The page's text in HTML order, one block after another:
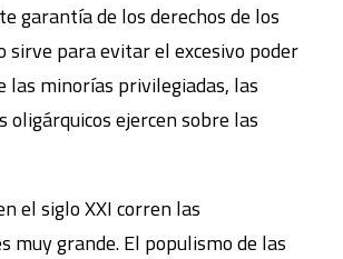
garantía de los derechos de los
sirve para evitar el excesivo poder
las minorías privilegiadas, las
oligárquicos ejercen sobre las
el siglo XXI corren las
muy grande. El populismo de las